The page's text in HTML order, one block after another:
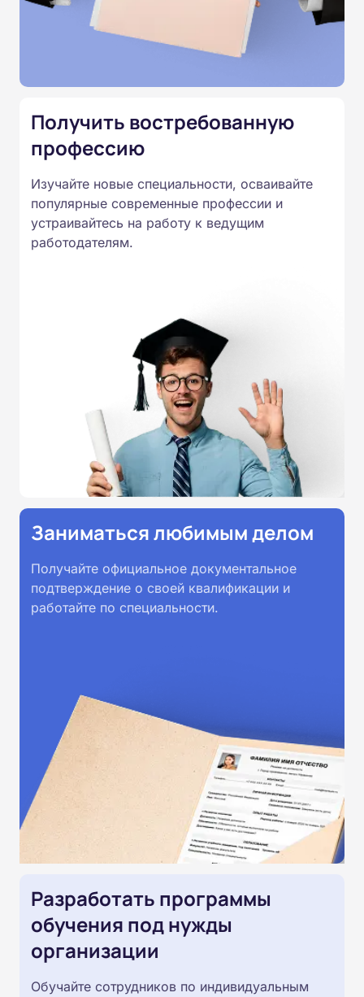
подтверждены лицензией
Министерства образования.
Подготовка ведется по всем
России от 14.07.2023 N 534 в
соответствии с Федеральными
образовательными стандартами
профессионального образования.
Удостоверения и дипломы о
Получить востребованную
профессию
Изучайте новые специальности, осваивайте
популярные современные профессии и
устраивайтесь на работу к ведущим
работодателям.
Заниматься любимым делом
Получайте официальное документальное
подтверждение о своей квалификации и
работайте по специальности.
Разработать программы
обучения под нужды
организации
Обучайте сотрудников по индивидуальным